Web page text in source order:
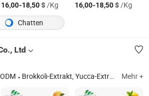
16,00-18,50$/Kg 16,00-18,50$/Kg
Chatten
Ltd
Brokkoli-Extrakt, Yucca-Extrakt, Pflanzenextrakt Mehr +